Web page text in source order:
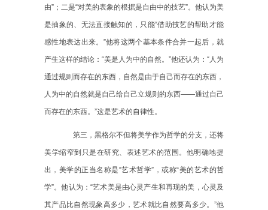
由”；二是“对美的表象的根据是自由中的技艺”。他认为美
是抽象的、无法直接触知的，只能“借助技艺的帮助才能
感性地表达出来。”他将这两个基本条件合并一起后，就
产生这样的结论：“美是人为中的自然。”他还认为：“人为
通过规则而存在的东西，自然是由于自己而存在的东西，
人为中的自然就是自己给自己立规则的东西——通过自己
而存在的东西。”这是艺术的自律性。
第三，黑格尔不但将美学作为哲学的分支，还将
美学缩窄到只是在研究、表述艺术的范围。他明确地提
出，美学的正当名称是“艺术哲学”，或称“美的艺术的哲
学”。他认为：“艺术美是由心灵产生和再现的美，心灵及
其产品比自然现象高多少，艺术就比自然要高多少。”他